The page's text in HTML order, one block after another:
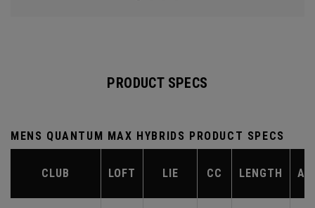
PRODUCT SPECS
MENS QUANTUM MAX HYBRIDS PRODUCT SPECS
CLUB LOFT LIE CC LENGTH